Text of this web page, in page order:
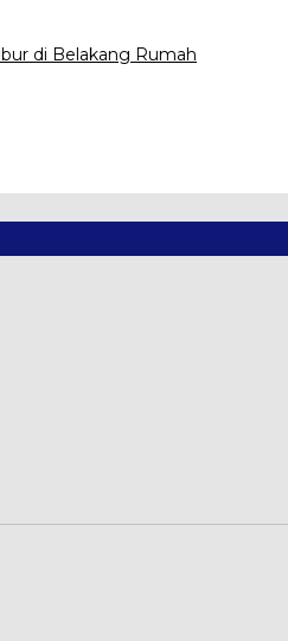
di Belakang Rumah